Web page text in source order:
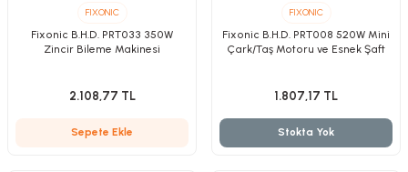
FIXONIC
Fixonic B.H.D. PRT033 350W
Zincir Bileme Makinesi
2.108,77 TL
Sepete Ekle
FIXONIC
Fixonic B.H.D. PRT008 520W Mini
Çark/Taş Motoru ve Esnek Şaft
1.807,17 TL
Stokta Yok